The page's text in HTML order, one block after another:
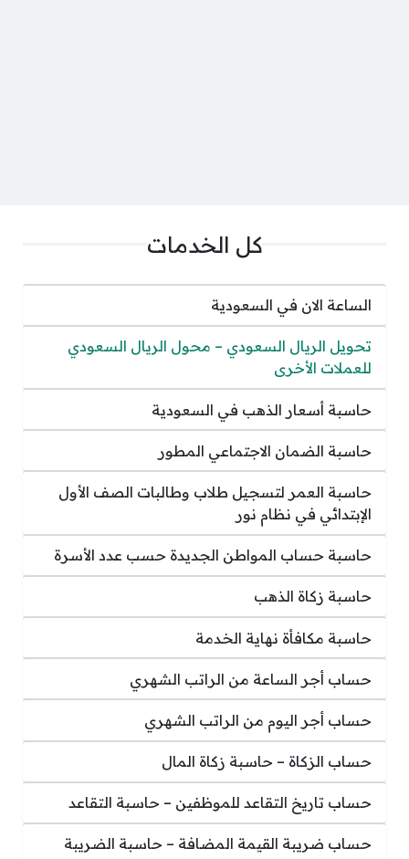
كل الخدمات
الساعة الان في السعودية
تحويل الريال السعودي – محول الريال السعودي
للعملات الأخرى
حاسبة أسعار الذهب في السعودية
حاسبة الضمان الاجتماعي المطور
حاسبة العمر لتسجيل طلاب وطالبات الصف الأول
الإبتدائي في نظام نور
حاسبة حساب المواطن الجديدة حسب عدد الأسرة
حاسبة زكاة الذهب
حاسبة مكافأة نهاية الخدمة
حساب أجر الساعة من الراتب الشهري
حساب أجر اليوم من الراتب الشهري
حساب الزكاة – حاسبة زكاة المال
حساب تاريخ التقاعد للموظفين – حاسبة التقاعد
حساب ضريبة القيمة المضافة – حاسبة الضريبة